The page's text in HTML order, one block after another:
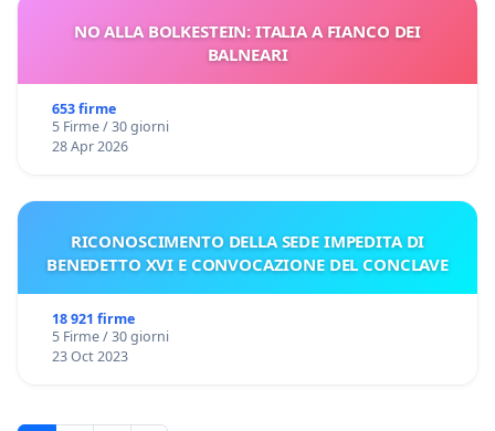
NO ALLA BOLKESTEIN: ITALIA A FIANCO DEI
BALNEARI
653 firme
5 Firme / 30 giorni
28 Apr 2026
RICONOSCIMENTO DELLA SEDE IMPEDITA DI
BENEDETTO XVI E CONVOCAZIONE DEL CONCLAVE
18 921 firme
5 Firme / 30 giorni
23 Oct 2023